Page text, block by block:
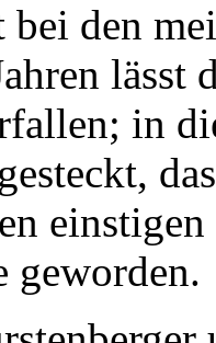
den
lässt
in
geworden.